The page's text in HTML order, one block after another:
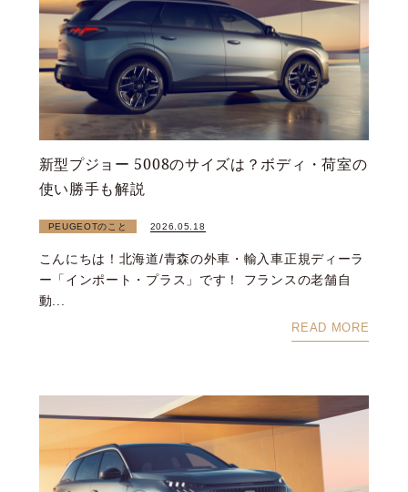
新型プジョー 5008のサイズは？ボディ・荷室の
使い勝手も解説
PEUGEOTのこと 2026.05.18
こんにちは！北海道/青森の外車・輸入車正規ディーラ
ー「インポート・プラス」です！ フランスの老舗自
動...
READ MORE